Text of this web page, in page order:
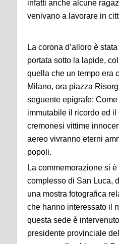
infatti anche alcune
venivano a lavorare in
La corona d’alloro è
portata sotto la lapide,
quella che un tempo era
Milano, ora piazza
seguente epigrafe:
immutabile il ricordo ed il
cremonesi vittime
aereo vivranno eterni
popoli.
La commemorazione si è
complesso di San Luca,
una mostra fotografica
che hanno interessato il
questa sede è
presidente provinciale